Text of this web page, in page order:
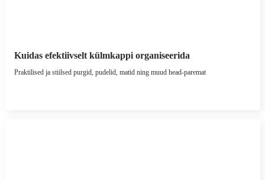
Kuidas efektiivselt külmkappi organiseerida
Praktilised ja stiilsed purgid, pudelid, matid ning muud head-paremat